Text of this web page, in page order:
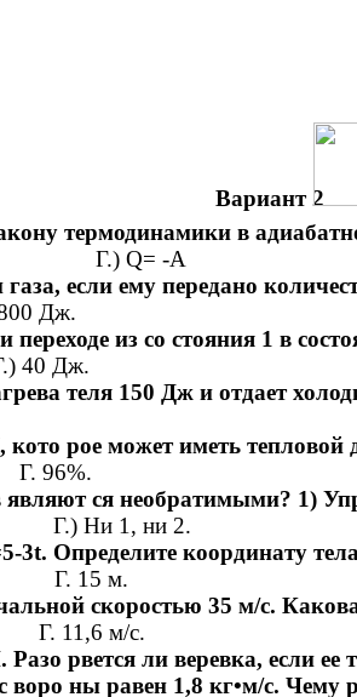
Вариант 2
термодинамики в
Г.) Q= -A
если ему передано
Дж.
из со стояния 1 в
Дж.
теля 150 Дж и отдает
рое может иметь тепловой
96%.
ся необратимыми? 1)
Ни 1, ни 2.
3t. Определите координату
15 м.
скоростью 35 м/с.
м/с.
рвется ли веревка, если
ны равен 1,8 кг•м/с. Чему